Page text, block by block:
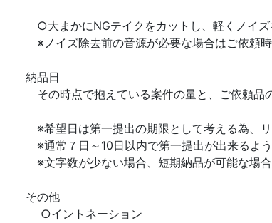
○大まかにNGテイクをカットし、軽くノイズ
※ノイズ除去前の音源が必要な場合はご依頼
納品日
その時点で抱えている案件の量と、ご依頼品
※希望日は第一提出の期限として考える為、
※通常７日～10日以内で第一提出が出来るよう
※文字数が少ない場合、短期納品が可能な場合
その他
○イントネーション